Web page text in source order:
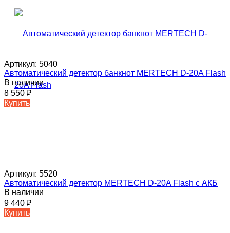
Артикул: 5040
Автоматический детектор банкнот MERTECH D-20A Flash
В наличии
8 550 ₽
Купить
Артикул: 5520
Автоматический детектор MERTECH D-20A Flash с АКБ
В наличии
9 440 ₽
Купить